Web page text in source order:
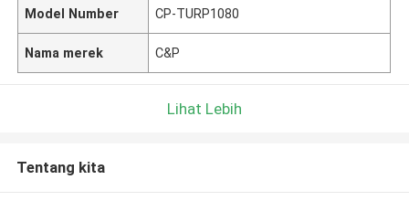
Model Number CP-TURP1080
Nama merek C&P
Lihat Lebih
Tentang kita